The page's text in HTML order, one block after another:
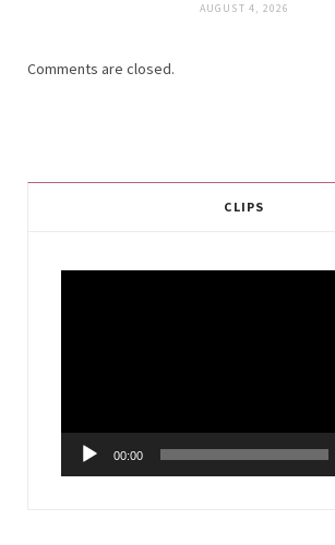
AUGUST 4, 2026
Comments are closed.
CLIPS
00:00